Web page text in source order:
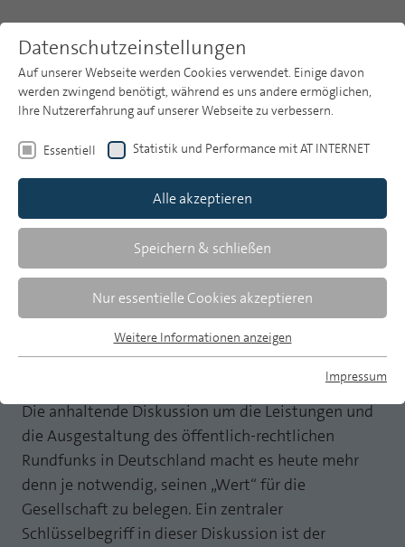
MP auf Mastodon
MP auf LinkedIn
Newsletter
Publikationsarchiv
Heft 10
EBU Core Values und ARD-
Wertesystem
Überprüfbarkeit und Einsatz im Dialog mit
Die anhaltende Diskussion um die Leistungen und
die Ausgestaltung des öffentlich-rechtlichen
Rundfunks in Deutschland macht es heute mehr
denn je notwendig, seinen „Wert“ für die
Gesellschaft zu belegen. Ein zentraler
Schlüsselbegriff in dieser Diskussion ist der
Datenschutzeinstellungen
Auf unserer Webseite werden Cookies verwendet. Einige davon
werden zwingend benötigt, während es uns andere ermöglichen,
Ihre Nutzererfahrung auf unserer Webseite zu verbessern.
Essentiell Statistik und Performance mit AT INTERNET
Alle akzeptieren
Speichern & schließen
Nur essentielle Cookies akzeptieren
Essentielle Cookies werden für grundlegende Funktionen der
Webseite einwandfrei funktioniert.
Name fe_typo_user
Anbieter TYPO3
Laufzeit Session
Cookie-Informationen anzeigen
Statistik und Performance mit AT INTERNET
CROSS-DEVICE ANALYTICS LÖSUNG
Weitere Informationen anzeigen
Impressum